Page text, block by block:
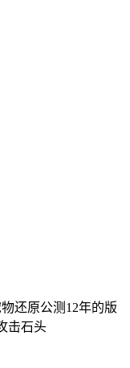
还原公测12年的版
击石头